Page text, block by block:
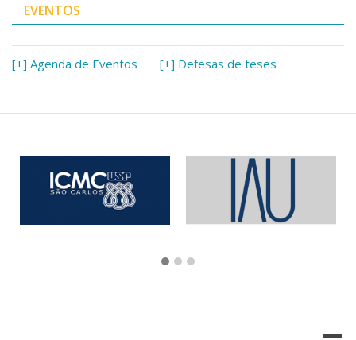
EVENTOS
[+] Agenda de Eventos [+] Defesas de teses